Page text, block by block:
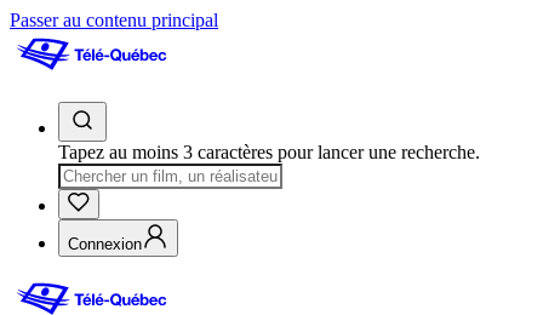
Passer au contenu principal
Tapez au moins 3 caractères pour lancer une recherche.
Connexion